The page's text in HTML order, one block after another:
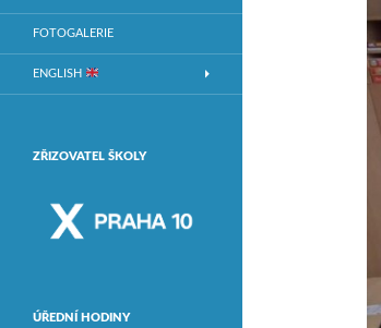
FOTOGALERIE
ENGLISH
ZŘIZOVATEL ŠKOLY
ÚŘEDNÍ HODINY